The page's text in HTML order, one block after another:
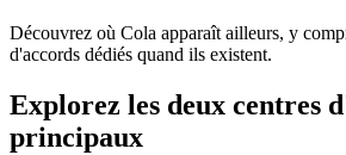
Découvrez où Cola apparaît ailleurs, y
d'accords dédiés quand ils existent.
Explorez les deux centres
principaux